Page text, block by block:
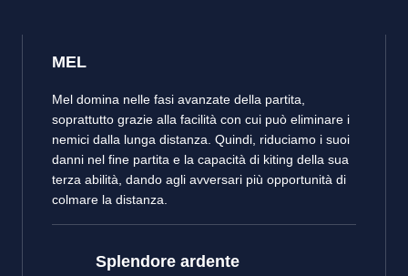
MEL
Mel domina nelle fasi avanzate della partita,
soprattutto grazie alla facilità con cui può eliminare i
nemici dalla lunga distanza. Quindi, riduciamo i suoi
danni nel fine partita e la capacità di kiting della sua
terza abilità, dando agli avversari più opportunità di
colmare la distanza.
Splendore ardente